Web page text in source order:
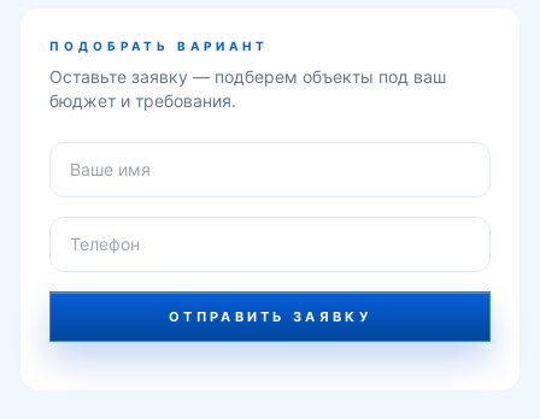
ПОДОБРАТЬ ВАРИАНТ
Оставьте заявку — подберем объекты под ваш
бюджет и требования.
ОТПРАВИТЬ ЗАЯВКУ